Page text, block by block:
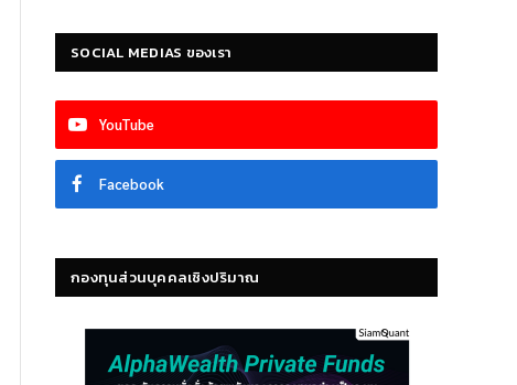
SOCIAL MEDIAS ของเรา
YouTube
Facebook
กองทุนส่วนบุคคลเชิงปริมาณ